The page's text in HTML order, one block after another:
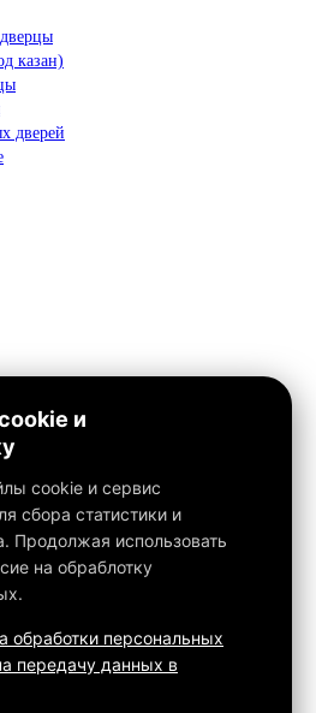
казан)
дверей
Посад, дер. Фатеево, д. 3П,
то, что данный интернет-сайт, а
и
cookie и сервис
сбора статистики и
Продолжая использовать
на обраблотку
обработки персональных
передачу данных в